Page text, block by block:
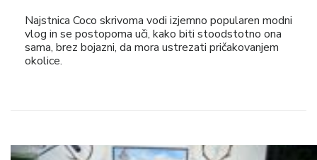
Najstnica Coco skrivoma vodi izjemno popularen modni
vlog in se postopoma uči, kako biti stoodstotno ona
sama, brez bojazni, da mora ustrezati pričakovanjem
okolice.